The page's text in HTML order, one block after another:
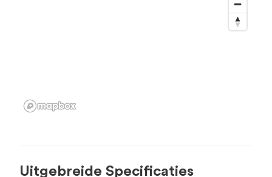
Uitgebreide Specificaties